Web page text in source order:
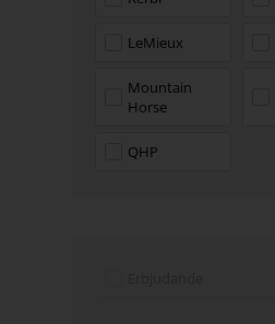
LeMieux
Mountain
Horse
QHP